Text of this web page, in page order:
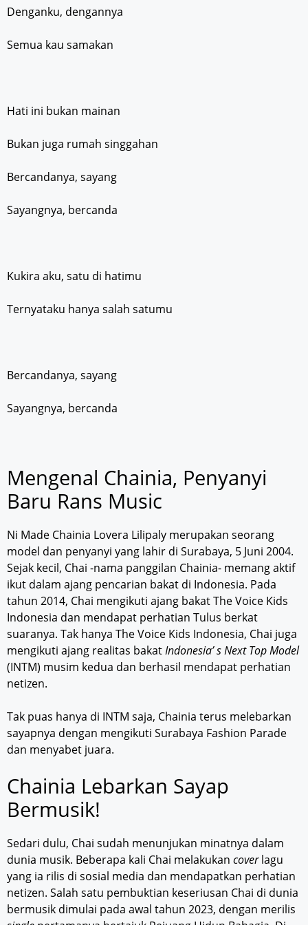
Denganku, dengannya
Semua kau samakan
Hati ini bukan mainan
Bukan juga rumah singgahan
Bercandanya, sayang
Sayangnya, bercanda
Kukira aku, satu di hatimu
Ternyataku hanya salah satumu
Bercandanya, sayang
Sayangnya, bercanda
Mengenal Chainia, Penyanyi
Baru Rans Music
Ni Made Chainia Lovera Lilipaly merupakan seorang
model dan penyanyi yang lahir di Surabaya, 5 Juni 2004.
Sejak kecil, Chai -nama panggilan Chainia- memang aktif
ikut dalam ajang pencarian bakat di Indonesia. Pada
tahun 2014, Chai mengikuti ajang bakat The Voice Kids
Indonesia dan mendapat perhatian Tulus berkat
suaranya. Tak hanya The Voice Kids Indonesia, Chai juga
mengikuti ajang realitas bakatIndonesia’ s Next Top Model
(INTM) musim kedua dan berhasil mendapat perhatian
netizen.
Tak puas hanya di INTM saja, Chainia terus melebarkan
sayapnya dengan mengikuti Surabaya Fashion Parade
dan menyabet juara.
Chainia Lebarkan Sayap
Bermusik!
Sedari dulu, Chai sudah menunjukan minatnya dalam
dunia musik. Beberapa kali Chai melakukan coverlagu
yang ia rilis di sosial media dan mendapatkan perhatian
netizen. Salah satu pembuktian keseriusan Chai di dunia
bermusik dimulai pada awal tahun 2023, dengan merilis